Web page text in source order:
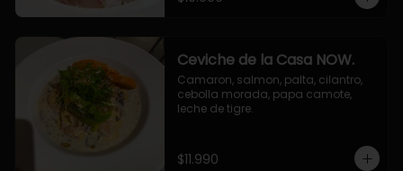
Ceviche de la Casa NOW.
Camaron, salmon, palta, cilantro,
cebolla morada, papa camote,
leche de tigre.
$11.990